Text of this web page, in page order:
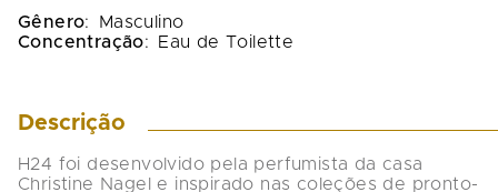
Gênero:
Masculino
Concentração: Eau de Toilette
Descrição
H24 foi desenvolvido pela perfumista da casa
Christine Nagel e inspirado nas coleções de pronto-